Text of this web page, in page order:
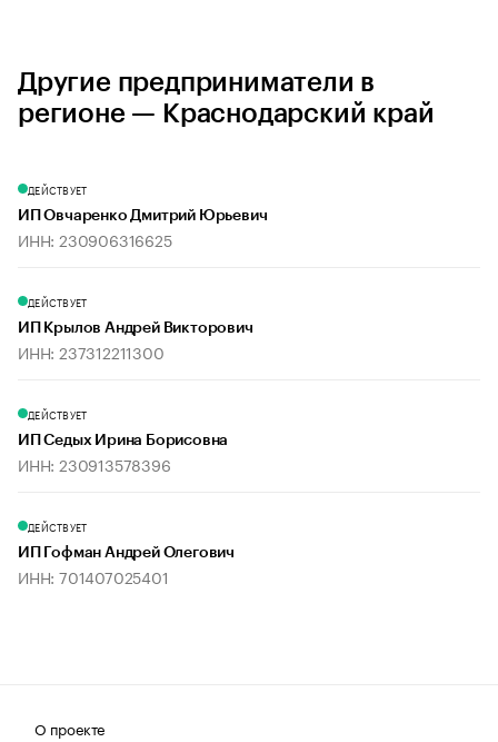
Другие предприниматели в
регионе — Краснодарский край
ДЕЙСТВУЕТ
ИП Овчаренко Дмитрий Юрьевич
ИНН: 230906316625
ДЕЙСТВУЕТ
ИП Крылов Андрей Викторович
ИНН: 237312211300
ДЕЙСТВУЕТ
ИП Седых Ирина Борисовна
ИНН: 230913578396
ДЕЙСТВУЕТ
ИП Гофман Андрей Олегович
ИНН: 701407025401
О проекте